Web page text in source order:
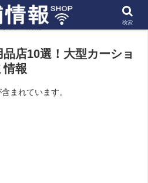
兵庫の店舗
店10選！大型カーショ
情報
まれています。
検索